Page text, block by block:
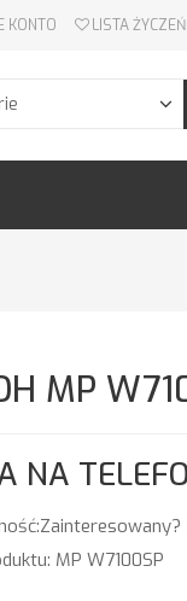
KONTO LISTA
MP
NA
MP W7100SP